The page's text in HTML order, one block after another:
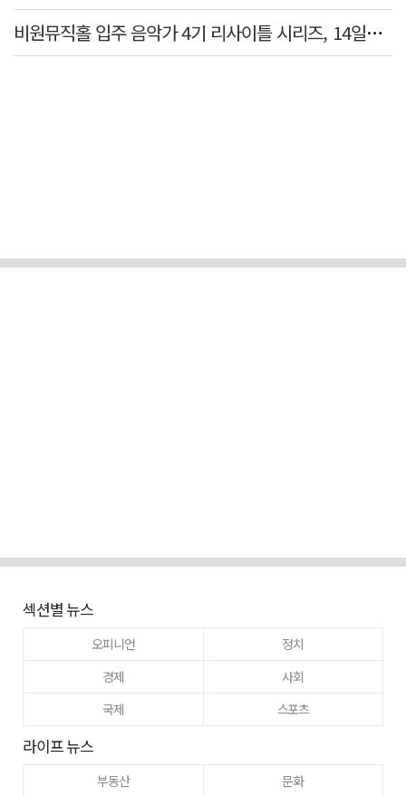
비원뮤직홀 입주 음악가 4기 리사이틀 시리즈, 14일부터 6주간 개최
섹션별 뉴스
오피니언
정치
경제
사회
국제
스포츠
라이프 뉴스
부동산 문화